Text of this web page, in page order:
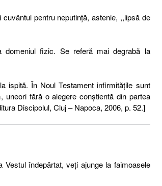
cuvântul pentru neputinţă, astenie, ,,lipsă de
domeniul fizic. Se referă mai degrabă la
ispită. În Noul Testamentinfirmităţile sunt
uneori fără oalegere conştientă din partea
Discipolul, Cluj – Napoca, 2006, p. 52.]
îndepărtat, veţi ajunge la faimoasele